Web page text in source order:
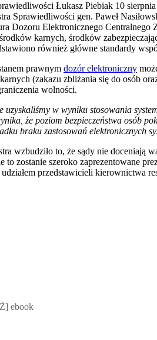
Łukasz Piebiak 10
Sprawiedliwości gen. Paweł
Dozoru Elektronicznego Centralnego
karnych, środków
również główne standardy
prawnym dozór elektroniczny
(zakazu zbliżania się do osób
wolności.
uzyskaliśmy w wyniku stosowania
że poziom bezpieczeństwa osób
braku zastosowań elektronicznych
wzbudziło to, że sądy nie
to zostanie szeroko zaprezentowane
przedstawicieli kierownictwa
ebook